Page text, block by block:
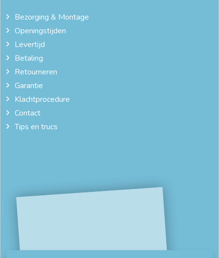
Bezorging & Montage
Openingstijden
Levertijd
Betaling
Retourneren
Garantie
Klachtprocedure
Contact
Tips en trucs